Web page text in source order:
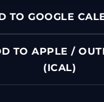
TO GOOGLE
TO APPLE /
(ICAL)